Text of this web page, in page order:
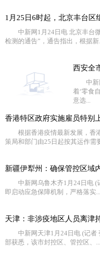
1月25日6时起，北京丰台区
中新网1月24日电 北京丰台微
检测的通告”，通告指出，根据新
中新网
着‘零食
意选...
香港特区政府实施雇员特别
根据香港疫情最新发展，香
策局和部门由25日起按其运作需
新疆伊犁州：确保管控区域
中新网乌鲁木齐1月24日电 (
即启动应急保障机制，严格落实...
天津：非涉疫地区人员离津
中新网天津1月24日电 (记者
部获悉，该市封控区、管控区、...